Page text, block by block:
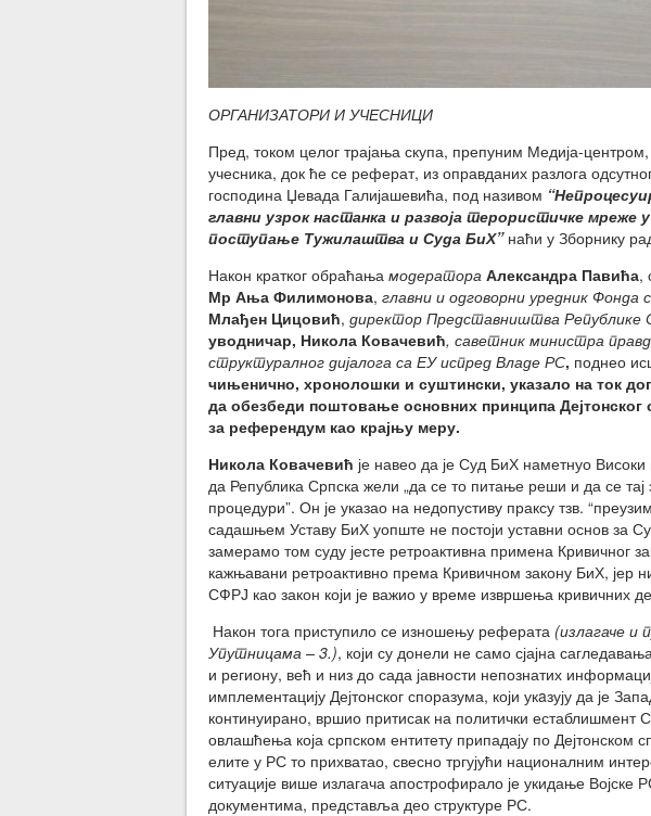
ОРГАНИЗАТОРИ И УЧЕСНИЦИ
Пред, током целог трајања скупа, препуним Медија-
учесника, док ће се реферат, из оправданих разлога
господина Џевада Галијашевића, под називом
главни узрок настанка и развоја терористичке мреже
поступање Тужилаштва и Суда БиХ”наћи у Зборнику
Након кратког обраћања модератора Александра Павића,
Мр Ања Филимонова, главни и одговорни уредник
Млађен Цицовић, директор Представништва Републике
уводничар, Никола Ковачевић, саветник министра
структуралног дијалога са ЕУ испред Владе РС, поднео
чињенично, хронолошки и суштински, указало на ток
да обезбеди поштовање основних принципа
за референдум као крајњу меру.
Никола Ковачевић је навео да је Суд БиХ наметнуо
да Република Српска жели „да се то питање реши и да се
процедури”. Он је указао на недопустиву праксу тзв.
садашњем Уставу БиХ уопште не постоји уставни основ за
замерамо том суду јесте ретроактивна примена Кривичног
кажњавани ретроактивно према Кривичном закону БиХ, јер
СФРЈ као закон који је важио у време извршења кривичних
Након тога приступило се изношењу реферата (излагаче и
Упутницама – 3.), који су донели не само сјајна
и региону, већ и низ до сада јавности непознатих
имплементацију Дејтонског споразума, који укaзују да је
континуирано, вршио притисак на политички естаблишмент
овлашћења која српском ентитету припадају по Дејтонском
елите у РС то прихватао, свесно тргујући националним
ситуације више излагача апострофирало је укидање Војске
документима, представља део структуре РС.